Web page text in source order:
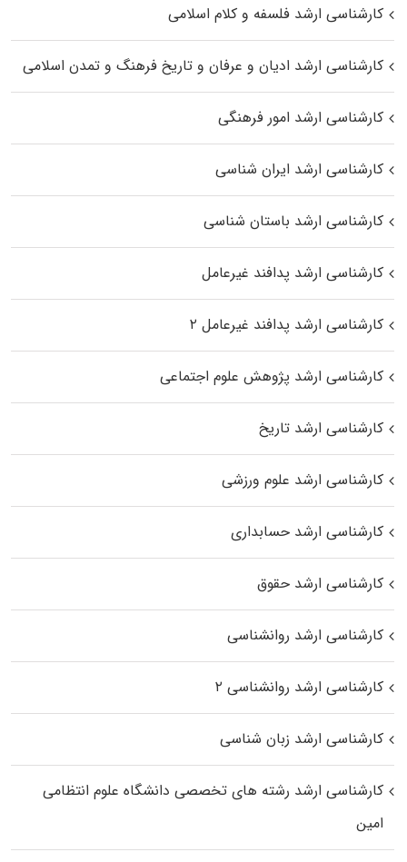
کارشناسی ارشد فلسفه و کلام اسلامی
کارشناسی ارشد ادیان و عرفان و تاریخ فرهنگ و تمدن اسلامی
کارشناسی ارشد امور فرهنگی
کارشناسی ارشد ایران شناسی
کارشناسی ارشد باستان شناسی
کارشناسی ارشد پدافند غیرعامل
کارشناسی ارشد پدافند غیرعامل ۲
کارشناسی ارشد پژوهش علوم اجتماعی
کارشناسی ارشد تاریخ
کارشناسی ارشد علوم ورزشی
کارشناسی ارشد حسابداری
کارشناسی ارشد حقوق
کارشناسی ارشد روانشناسی
کارشناسی ارشد روانشناسی ۲
کارشناسی ارشد زبان شناسی
کارشناسی ارشد رﺷﺘﻪ ﻫﺎی تخصصی داﻧﺸﮕﺎه ﻋﻠﻮم انتظامی
اﻣﻴﻦ